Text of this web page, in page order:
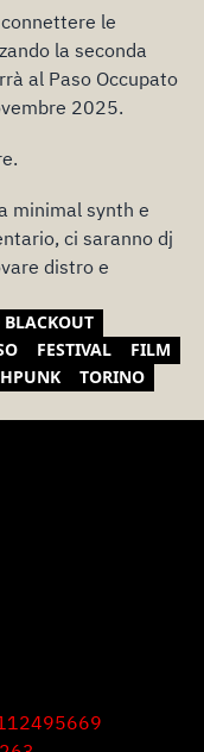
le
la seconda
al Paso Occupato
2025.
minimal synth e
ci saranno dj
distro e
FESTIVAL
FILM
TORINO